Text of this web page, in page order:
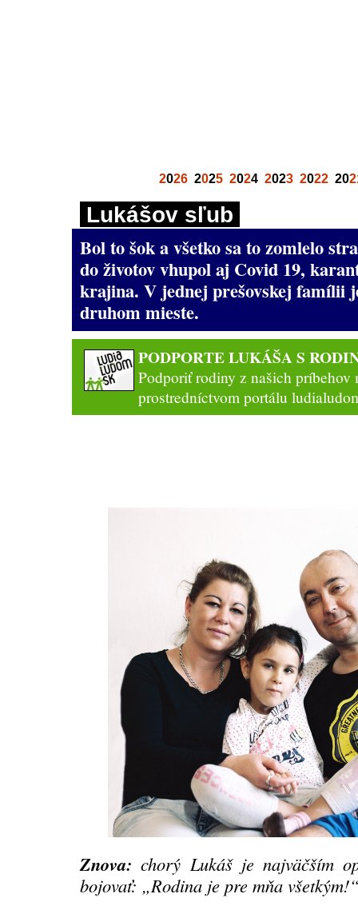
2026 2025 2024 2023 2022 20
Lukášov sľub
Bol to šok a všetko sa to zomlelo
do životov vhupol aj Covid 19,
krajina. V jednej prešovskej famílii
druhom mieste.
PODPORTE LUKÁŠA S
Podporiť rodiny z našich príbehov
prostredníctvom portálu
Znova: chorý Lukáš je najväčším
bojovať: „Rodina je pre mňa všetkým!“